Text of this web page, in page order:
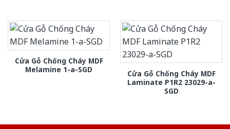
Cửa Gỗ Chống Cháy MDF
Melamine 1-a-SGD
Cửa Gỗ Chống Cháy MDF
Laminate P1R2 23029-a-
SGD